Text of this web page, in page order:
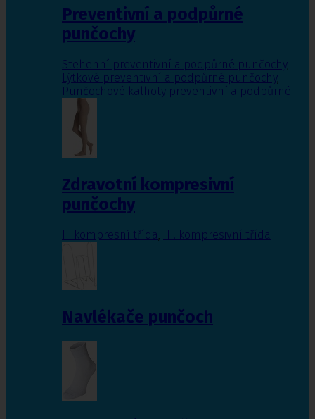
Preventivní a podpůrné
punčochy
Stehenní preventivní a podpůrné punčochy,
Lýtkové preventivní a podpůrné punčochy,
Punčochové kalhoty preventivní a podpůrné
Zdravotní kompresivní
punčochy
II. kompresní třída III. kompresivní třída
Navlékače punčoch